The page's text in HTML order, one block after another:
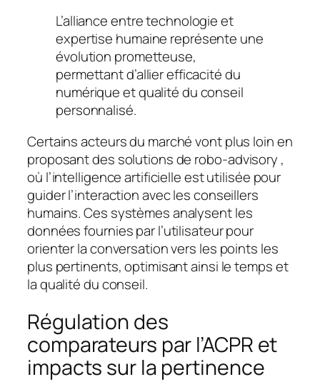
L’alliance entre technologie et
expertise humaine représente une
évolution prometteuse,
permettant d’allier efficacité du
numérique et qualité du conseil
personnalisé.
Certains acteurs du marché vont plus loin en
proposant des solutions de robo-advisory ,
où l’intelligence artificielle est utilisée pour
guider l’interaction avec les conseillers
humains. Ces systèmes analysent les
données fournies par l’utilisateur pour
orienter la conversation vers les points les
plus pertinents, optimisant ainsi le temps et
la qualité du conseil.
Régulation des
comparateurs par l’ACPR et
impacts sur la pertinence